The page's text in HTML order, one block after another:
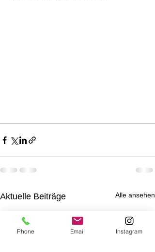
Aktuelle Beiträge Alle ansehen
Phone Email Instagram